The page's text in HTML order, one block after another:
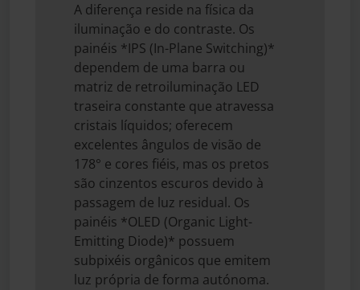
A diferença reside na física da
iluminação e do contraste. Os
painéis *IPS (In-Plane Switching)*
dependem de uma barra ou
matriz de retroiluminação LED
traseira constante que atravessa
cristais líquidos; oferecem
excelentes ângulos de visão de
178° e cores fiéis, mas os pretos
são cinzentos escuros devido à
passagem de luz residual. Os
painéis *OLED (Organic Light-
Emitting Diode)* possuem
subpixéis orgânicos que emitem
luz própria de forma autónoma.